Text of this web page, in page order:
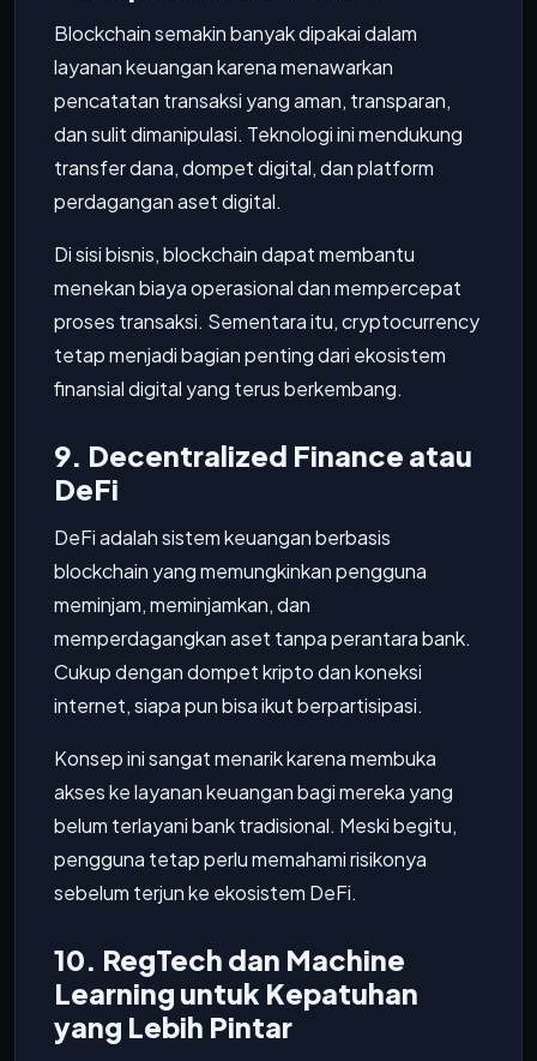
Blockchain semakin banyak dipakai dalam
layanan keuangan karena menawarkan
pencatatan transaksi yang aman, transparan,
dan sulit dimanipulasi. Teknologi ini mendukung
transfer dana, dompet digital, dan platform
perdagangan aset digital.
Di sisi bisnis, blockchain dapat membantu
menekan biaya operasional dan mempercepat
proses transaksi. Sementara itu, cryptocurrency
tetap menjadi bagian penting dari ekosistem
finansial digital yang terus berkembang.
9. Decentralized Finance atau
DeFi
DeFi adalah sistem keuangan berbasis
blockchain yang memungkinkan pengguna
meminjam, meminjamkan, dan
memperdagangkan aset tanpa perantara bank.
Cukup dengan dompet kripto dan koneksi
internet, siapa pun bisa ikut berpartisipasi.
Konsep ini sangat menarik karena membuka
akses ke layanan keuangan bagi mereka yang
belum terlayani bank tradisional. Meski begitu,
pengguna tetap perlu memahami risikonya
sebelum terjun ke ekosistem DeFi.
10. RegTech dan Machine
Learning untuk Kepatuhan
yang Lebih Pintar